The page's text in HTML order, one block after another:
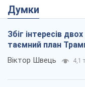
Думки
Збіг інтересів
таємний план
Віктор Швець 4,1